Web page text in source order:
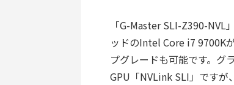
「G-Master SLI-Z390-
ッドのIntel Core i7 9700K
プグレードも可能です。グ
GPU「NVLink SLI」です